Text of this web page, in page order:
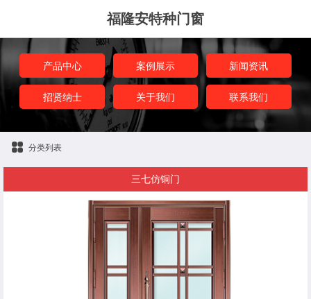
福隆安特种门窗
产品中心 案例展示 新闻资讯
招贤纳士 关于我们 联系我们
分类列表
三七仿铜门